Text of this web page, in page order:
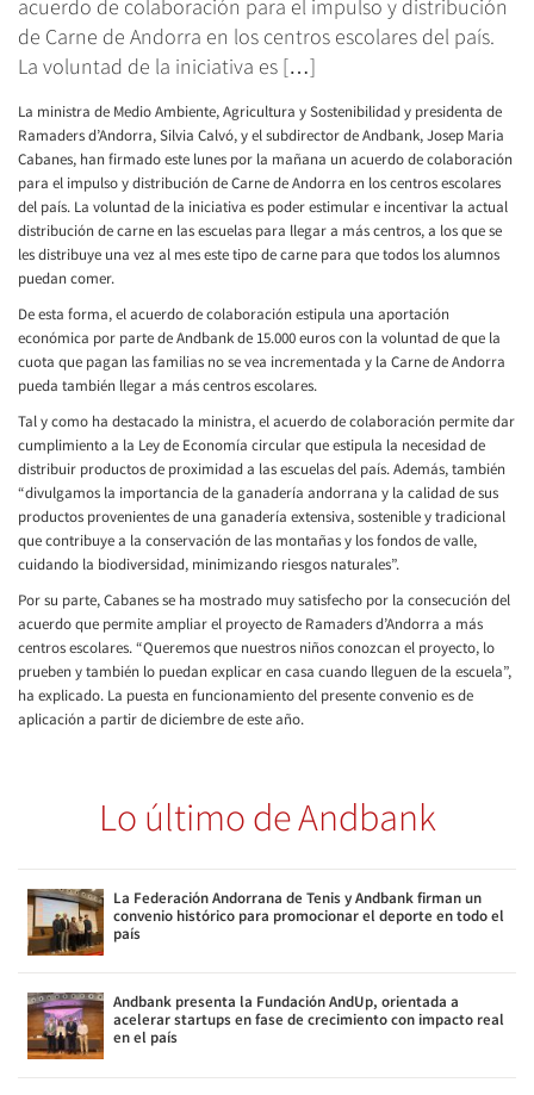
acuerdo de colaboración para el impulso y distribución
de Carne de Andorra en los centros escolares del país.
La voluntad de la iniciativa es […]
La ministra de Medio Ambiente, Agricultura y Sostenibilidad y presidenta de
Ramaders d’Andorra, Silvia Calvó, y el subdirector de Andbank, Josep Maria
Cabanes, han firmado este lunes por la mañana un acuerdo de colaboración
para el impulso y distribución de Carne de Andorra en los centros escolares
del país. La voluntad de la iniciativa es poder estimular e incentivar la actual
distribución de carne en las escuelas para llegar a más centros, a los que se
les distribuye una vez al mes este tipo de carne para que todos los alumnos
puedan comer.
De esta forma, el acuerdo de colaboración estipula una aportación
económica por parte de Andbank de 15.000 euros con la voluntad de que la
cuota que pagan las familias no se vea incrementada y la Carne de Andorra
pueda también llegar a más centros escolares.
Tal y como ha destacado la ministra, el acuerdo de colaboración permite dar
cumplimiento a la Ley de Economía circular que estipula la necesidad de
distribuir productos de proximidad a las escuelas del país. Además, también
“divulgamos la importancia de la ganadería andorrana y la calidad de sus
productos provenientes de una ganadería extensiva, sostenible y tradicional
que contribuye a la conservación de las montañas y los fondos de valle,
cuidando la biodiversidad, minimizando riesgos naturales”.
Por su parte, Cabanes se ha mostrado muy satisfecho por la consecución del
acuerdo que permite ampliar el proyecto de Ramaders d’Andorra a más
centros escolares. “Queremos que nuestros niños conozcan el proyecto, lo
prueben y también lo puedan explicar en casa cuando lleguen de la escuela”,
ha explicado. La puesta en funcionamiento del presente convenio es de
aplicación a partir de diciembre de este año.
Lo último de Andbank
La Federación Andorrana de Tenis y Andbank firman un
convenio histórico para promocionar el deporte en todo el
país
Andbank presenta la Fundación AndUp, orientada a
acelerar startups en fase de crecimiento con impacto real
en el país